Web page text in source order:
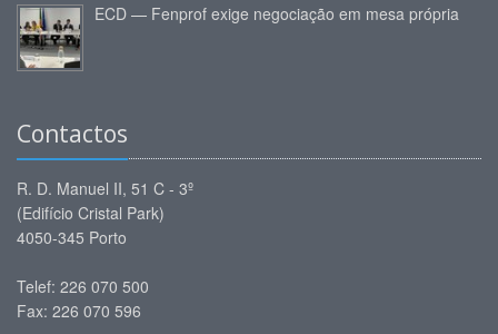
ECD — Fenprof exige negociação em mesa própria
Contactos
R. D. Manuel II, 51 C - 3º
(Edifício Cristal Park)
4050-345 Porto
Telef: 226 070 500
Fax: 226 070 596